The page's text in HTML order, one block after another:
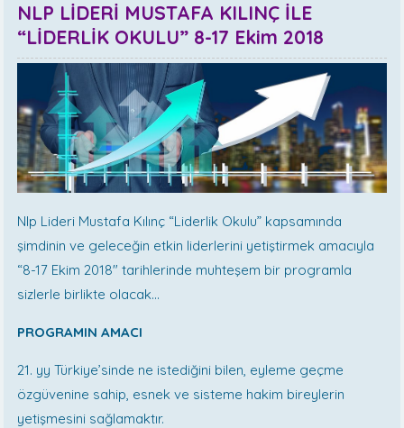
NLP LİDERİ MUSTAFA KILINÇ İLE
“LİDERLİK OKULU” 8-17 Ekim 2018
Nlp Lideri Mustafa Kılınç “Liderlik Okulu” kapsamında
şimdinin ve geleceğin etkin liderlerini yetiştirmek amacıyla
“8-17 Ekim 2018" tarihlerinde muhteşem bir programla
sizlerle birlikte olacak…
PROGRAMIN AMACI
21. yy Türkiye’sinde ne istediğini bilen, eyleme geçme
özgüvenine sahip, esnek ve sisteme hakim bireylerin
yetişmesini sağlamaktır.